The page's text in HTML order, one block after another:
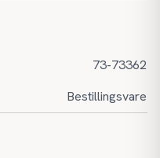
73-73362
Bestillingsvare